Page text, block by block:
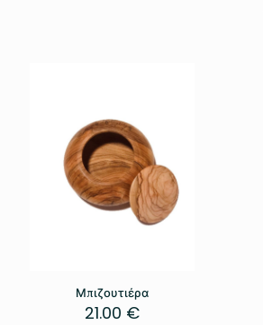
Μπιζουτιέρα
21.00 €